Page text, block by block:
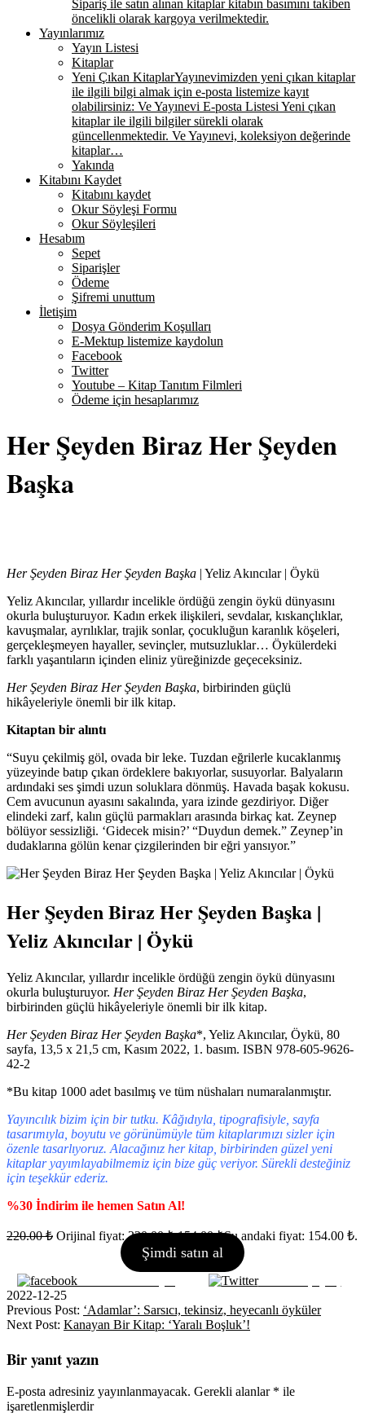
Sipariş ile satın alınan kitaplar kitabın basımını takiben
öncelikli olarak kargoya verilmektedir.
Yayınlarımız
Yayın Listesi
Kitaplar
Yeni Çıkan KitaplarYayınevimizden yeni çıkan kitaplar
ile ilgili bilgi almak için e-posta listemize kayıt
olabilirsiniz: Ve Yayınevi E-posta Listesi Yeni çıkan
kitaplar ile ilgili bilgiler sürekli olarak
güncellenmektedir. Ve Yayınevi, koleksiyon değerinde
kitaplar…
Yakında
Kitabını Kaydet
Kitabını kaydet
Okur Söyleşi Formu
Okur Söyleşileri
Hesabım
Sepet
Siparişler
Ödeme
Şifremi unuttum
İletişim
Dosya Gönderim Koşulları
E-Mektup listemize kaydolun
Facebook
Twitter
Youtube – Kitap Tanıtım Filmleri
Ödeme için hesaplarımız
Her Şeyden Biraz Her Şeyden
Başka
Her Şeyden Biraz Her Şeyden Başka | Yeliz Akıncılar | Öykü
Yeliz Akıncılar, yıllardır incelikle ördüğü zengin öykü dünyasını
okurla buluşturuyor. Kadın erkek ilişkileri, sevdalar, kıskançlıklar,
kavuşmalar, ayrılıklar, trajik sonlar, çocukluğun karanlık köşeleri,
gerçekleşmeyen hayaller, sevinçler, mutsuzluklar… Öykülerdeki
farklı yaşantıların içinden eliniz yüreğinizde geçeceksiniz.
Her Şeyden Biraz Her Şeyden Başka, birbirinden güçlü
hikâyeleriyle önemli bir ilk kitap.
Kitaptan bir alıntı
“Suyu çekilmiş göl, ovada bir leke. Tuzdan eğrilerle kucaklanmış
yüzeyinde batıp çıkan ördeklere bakıyorlar, susuyorlar. Balyaların
ardındaki ses şimdi uzun soluklara dönmüş. Havada başak kokusu.
Cem avucunun ayasını sakalında, yara izinde gezdiriyor. Diğer
elindeki zarf, kalın güçlü parmakları arasında birkaç kat. Zeynep
bölüyor sessizliği. ‘Gidecek misin?’ “Duydun demek.” Zeynep’in
dudaklarına gölün kenar çizgilerinden bir eğri yansıyor.”
Her Şeyden Biraz Her Şeyden Başka |
Yeliz Akıncılar | Öykü
Yeliz Akıncılar, yıllardır incelikle ördüğü zengin öykü dünyasını
okurla buluşturuyor. Her Şeyden Biraz Her Şeyden Başka,
birbirinden güçlü hikâyeleriyle önemli bir ilk kitap.
Her Şeyden Biraz Her Şeyden Başka*, Yeliz Akıncılar, Öykü, 80
sayfa, 13,5 x 21,5 cm, Kasım 2022, 1. basım. ISBN 978-605-9626-
42-2
*Bu kitap 1000 adet basılmış ve tüm nüshaları numaralanmıştır.
Yayıncılık bizim için bir tutku. Kâğıdıyla, tipografisiyle, sayfa
tasarımıyla, boyutu ve görünümüyle tüm kitaplarımızı sizler için
özenle tasarlıyoruz. Alacağınız her kitap, birbirinden güzel yeni
kitaplar yayımlayabilmemiz için bize güç veriyor. Sürekli desteğiniz
için teşekkür ederiz.
%30 İndirim ile hemen Satın Al!
220.00₺ Orijinal fiyat: 220.00 ₺.154.00₺Şu andaki fiyat: 154.00 ₺.
Şimdi satın al
Tweet ile paylaş
2022-12-25
Previous Post: ‘Adamlar’: Sarsıcı, tekinsiz, heyecanlı öyküler
Next Post: Kanayan Bir Kitap: ‘Yaralı Boşluk’!
Bir yanıt yazın
E-posta adresiniz yayınlanmayacak. Gerekli alanlar * ile
işaretlenmişlerdir